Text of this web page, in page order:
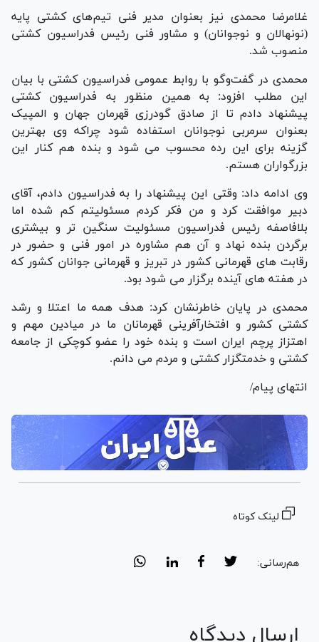
غلامرضا محمدی نیز بعنوان مدیر فنی تیم‌های کشتی پایه
(نونهالان و نوجوانان) و مشاور فنی رئیس فدراسیون کشتی
منصوب شد.
محمدی در گفت‌وگو با روابط عمومی فدراسیون کشتی با بیان
این مطلب افزود: به همین منظور به فدراسیون کشتی
پیشنهاد دادم تا از صادق گودرزی قهرمان جهان و المپیک
بعنوان سرمربی نوجوانان استفاده شود چراکه وی بهترین
گزینه برای این رده محسوب می شود و بنده هم کنار این
بزرگواران هستم.
وی ادامه داد: وقتی این پیشنهاد را به فدراسیون دادم، آقای
دبیر موافقت کرد و من فکر کردم مسئولیتم کم شده اما
بلافاصفه رئیس فدراسیون مسئولیت سنگین تر و بیشتری
برگردن بنده نهاد و آن هم مشاوره در امور فنی و حضور در
رقابت های قهرمانی کشور در تبریز و قهرمانی جوانان کشور که
در هفته های آینده برگزار می شود بود.
محمدی در پایان خاطرنشان کرد: هدف همه ما اعتلا و رشد
کشتی کشور و افتخارآفرینی قهرمانان ما در میادین مهم و
اهتزاز پرچم ایران است و بنده خود را عضو کوچکی از جامعه
کشتی و خدمتگزار کشتی و مردم می دانم.
انتهای پیام/
لینک کوتاه
هم‌رسانی:
ارسال دیدگاه